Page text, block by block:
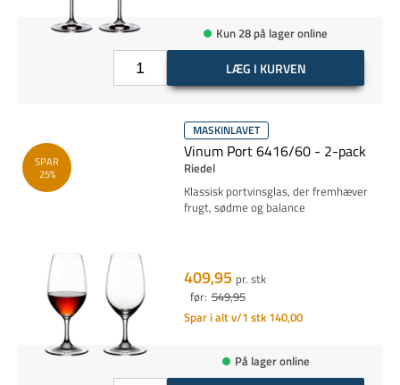
Kun 28 på lager online
LÆG I KURVEN
SPAR
25%
MASKINLAVET
Vinum Port 6416/60 - 2-pack
Riedel
Klassisk portvinsglas, der fremhæver
frugt, sødme og balance
409,95 pr. stk
før: 549,95
Spar i alt v/1 stk 140,00
På lager online